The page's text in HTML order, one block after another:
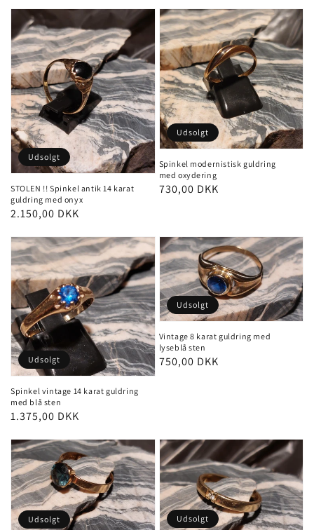
STOLEN !! Spinkel antik 14 karat
guldring med onyx
Pris
2.150,00 DKK
Udsolgt
Spinkel modernistisk guldring
med oxydering
Pris
730,00 DKK
Udsolgt
Spinkel vintage 14 karat guldring
med blå sten
Pris
1.375,00 DKK
Udsolgt
Vintage 8 karat guldring med
lyseblå sten
Pris
750,00 DKK
Udsolgt
Udsolgt Udsolgt